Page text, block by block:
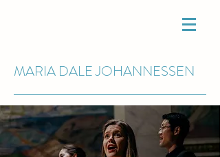
MARIA DALEJOHANNESSEN